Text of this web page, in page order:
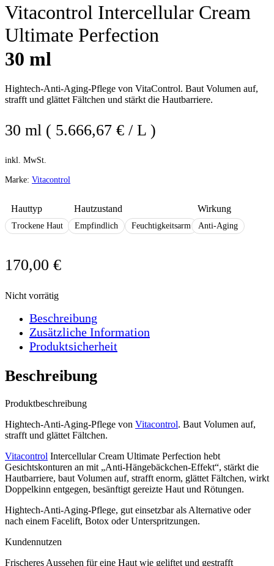
Vitacontrol Intercellular Cream
Ultimate Perfection
30 ml
Hightech-Anti-Aging-Pflege von VitaControl. Baut Volumen auf,
strafft und glättet Fältchen und stärkt die Hautbarriere.
30 ml ( 5.666,67 € / L )
inkl. MwSt.
Marke: Vitacontrol
Hauttyp
Trockene Haut
Hautzustand
Empfindlich Feuchtigkeitsarm
Wirkung
Anti-Aging
170,00 €
Nicht vorrätig
Beschreibung
Zusätzliche Information
Produktsicherheit
Beschreibung
Produktbeschreibung
Hightech-Anti-Aging-Pflege von Vitacontrol. Baut Volumen auf,
strafft und glättet Fältchen.
Vitacontrol Intercellular Cream Ultimate Perfection hebt
Gesichtskonturen an mit „Anti-Hängebäckchen-Effekt“, stärkt die
Hautbarriere, baut Volumen auf, strafft enorm, glättet Fältchen, wirkt
Doppelkinn entgegen, besänftigt gereizte Haut und Rötungen.
Hightech-Anti-Aging-Pflege, gut einsetzbar als Alternative oder
nach einem Facelift, Botox oder Unterspritzungen.
Kundennutzen
Frischeres Aussehen für eine Haut wie geliftet und gestrafft